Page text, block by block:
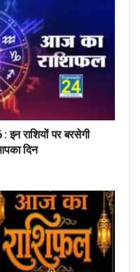
राशियों पर बरसेगी
दिन